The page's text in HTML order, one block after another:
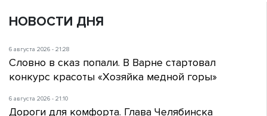
НОВОСТИ ДНЯ
6 августа 2026 - 21:28
Словно в сказ попали. В Варне стартовал
конкурс красоты «Хозяйка медной горы»
6 августа 2026 - 21:10
Дороги для комфорта. Глава Челябинска